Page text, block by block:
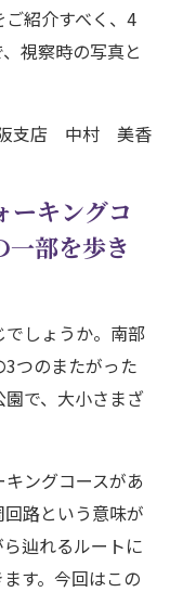
紹介すべく、4
視察時の写真と
支店 中村 美香
ーキングコ
一部を歩き
でしょうか。南部
つのまたがった
で、大小さまざ
ングコースがあ
路という意味が
辿れるルートに
す。今回はこの